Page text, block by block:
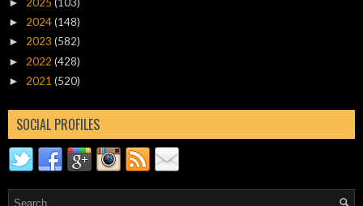
►
► 2024(148)
► 2023 (582)
► 2022 (428)
► 2021 (520)
SOCIAL PROFILES